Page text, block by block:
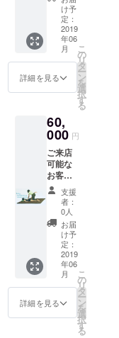
す。 有
効期限
あり。
期限は
２０１
９年１
２月末
までご
来店有
が、特
別な事
情がご
ざいま
す場合
には、
期限の
延長は
応相談
とさせ
て頂き
ます。
来店不
可能な
お客様
へ、 ヨ
ガ（イ
ヨ
ガ）、
ティ
ス、
ルー
シー
ダット
ン（タ
イ式ヨ
ガ）、
体幹ト
レーニ
ング、
美尻ト
レーニ
ング、
バラン
スト
レーニ
ング、
を
のチ
ケット
になり
ます。
完全ご
になり
ます。
限；２
０１９
年１２
月末以
内 （事
情によ
りご来
店不可
の場合
は、応
相談と
させて
いただ
きま
す。）
ガ）、
ピラ
ティ
ス、
ルー
ダット
ン（タ
体幹ト
レーニ
ング、
美尻ト
レーニ
ング、
バラン
スト
レーニ
ング、
『Skyp
e』や
『Zoom
』を使
ンライ
ンで
９０分
のレッ
スン時
間はご
選択頂
けま
す。 エ
何でも
可能で
す。 ご
来店不
可能な
お客様
へ、 ヨ
ガ（イ
ンド式
ヨ
ガ）、
ピラ
ティ
ス、
ルー
ダット
ン（タ
ラティ
スリ
フォー
マーの
レッス
ン、VR
エクサ
る ６０
分or９
０分の
レッス
ンの１
０回分
のチ
ケット
です。
６０分
or９０
分の
レッス
ン時間
はご選
択頂け
ます。
パーソ
ナルト
レーニ
ング60
分を、6
回ご受
講頂け
るコー
スで
ずは6回
体験し
て頂き
ます。
美尻を
目的に
あなた
に合っ
たプロ
グラム
をご提
供して
いきま
す。 6
回終了
後継続
して入
け予
定：
2019
年06
月
詳細を見る
こ
の
リ
タ
ー
ン
を
選
択
す
る
60,
000 円
ご来店
可能な
お客様
へ、 タ
イ古式
マッ
サー
ジ、ハ
ワイロ
ミロ
ミ、中
国式オ
イル
マッ
サージ
推拿
支援
者：
0人
お届
け予
定：
2019
年06
月
詳細を見る
こ
の
リ
タ
ー
ン
を
選
択
す
る